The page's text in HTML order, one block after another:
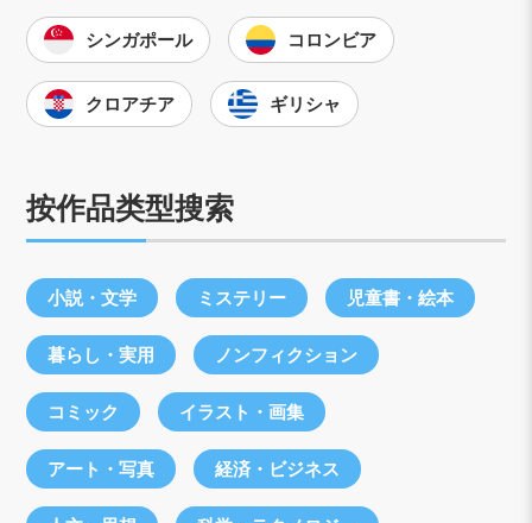
シンガポール コロンビア
クロアチア ギリシャ
按作品类型搜索
小説・文学 ミステリー 児童書・絵本
暮らし・実用 ノンフィクション
コミック イラスト・画集
アート・写真 経済・ビジネス